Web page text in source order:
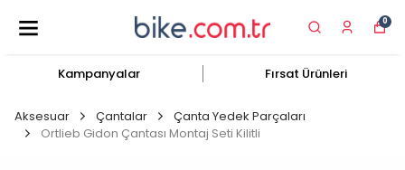
0
Kampanyalar Fırsat Ürünleri
Aksesuar Çantalar
Çanta Yedek Parçaları
Ortlieb Gidon Çantası Montaj Seti Kilitli